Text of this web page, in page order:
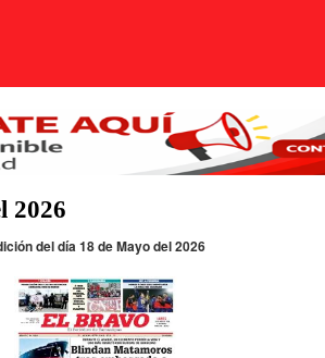
2026
del día 18 de Mayo del 2026